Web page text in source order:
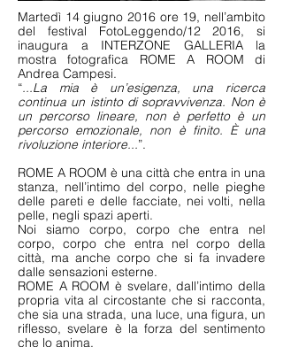
Martedì 14 giugno 2016 ore 19, nell’ambito
del festival FotoLeggendo/12 2016, si
inaugura a INTERZONE GALLERIA la
mostra fotografica ROME A ROOM di
Andrea Campesi.
“...La mia è un’esigenza, una ricerca
continua un istinto di sopravvivenza. Non è
un percorso lineare, non è perfetto è un
percorso emozionale, non è finito. È una
rivoluzione interiore...”.
ROME A ROOM è una città che entra in una
stanza, nell’intimo del corpo, nelle pieghe
delle pareti e delle facciate, nei volti, nella
pelle, negli spazi aperti.
Noi siamo corpo, corpo che entra nel
corpo, corpo che entra nel corpo della
città, ma anche corpo che si fa invadere
dalle sensazioni esterne.
ROME A ROOM è svelare, dall’intimo della
propria vita al circostante che si racconta,
che sia una strada, una luce, una figura, un
riflesso, svelare è la forza del sentimento
che lo anima.